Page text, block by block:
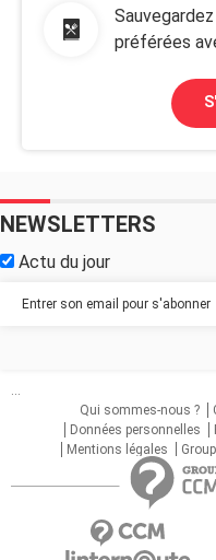
préférées
NEWSLETTERS
Actu du jour
...
Qui sommes-nous ?
Données personnelles
Mentions légales